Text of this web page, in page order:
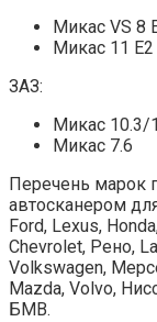
Микас VS 8
Микас 11 E2
ЗАЗ:
Микас 10.3/
Микас 7.6
Перечень марок
автосканером
Ford, Lexus,
Chevrolet, Рено,
Volkswagen,
Mazda, Volvo,
БМВ.